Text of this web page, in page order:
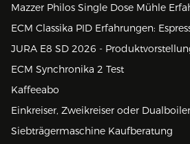
Mazzer Philos Single Dose Mühle
ECM Classika PID Erfahrungen:
JURA E8 SD 2026 -
ECM Synchronika 2 Test
Kaffeeabo
Einkreiser, Zweikreiser oder
Siebträgermaschine Kaufberatung